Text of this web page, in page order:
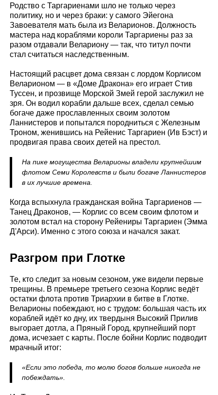
Родство с Таргариенами шло не только через
политику, но и через браки: у самого Эйегона
Завоевателя мать была из Веларионов. Должность
мастера над кораблями короли Таргариены раз за
разом отдавали Велариону — так, что титул почти
стал считаться наследственным.
Настоящий расцвет дома связан с лордом Корлисом
Веларионом — в «Доме Дракона» его играет Стив
Туссен, и прозвище Морской Змей герой заслужил не
зря. Он водил корабли дальше всех, сделал семью
богаче даже прославленных своим золотом
Ланнистеров и попытался породниться с Железным
Троном, женившись на Рейенис Таргариен (Ив Бэст) и
продвигая права своих детей на престол.
На пике могущества Веларионы владели крупнейшим
флотом Семи Королевств и были богаче Ланнистеров
в их лучшие времена.
Когда вспыхнула гражданская война Таргариенов —
Танец Драконов, — Корлис со всем своим флотом и
золотом встал на сторону Рейениры Таргариен (Эмма
Д'Арси). Именно с этого союза и начался закат.
Разгром при Глотке
Те, кто следит за новым сезоном, уже видели первые
трещины. В премьере третьего сезона Корлис ведёт
остатки флота против Триархии в битве в Глотке.
Веларионы побеждают, но с трудом: большая часть их
кораблей идёт ко дну, их твердыня Высокий Прилив
выгорает дотла, а Пряный Город, крупнейший порт
дома, исчезает с карты. После бойни Корлис подводит
мрачный итог:
«Если это победа, то молю богов больше никогда не
побеждать».